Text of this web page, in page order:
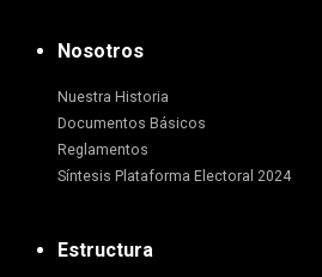
Nosotros
Nuestra Historia
Documentos Básicos
Reglamentos
Síntesis Plataforma Electoral 2024
Estructura